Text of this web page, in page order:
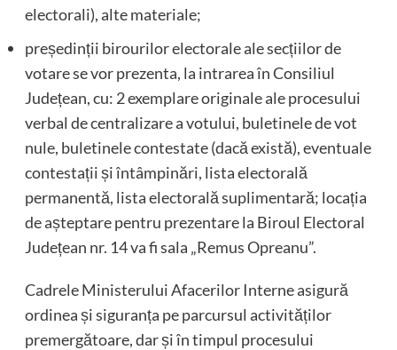
electorali), alte materiale;
președinții birourilor electorale ale secțiilor de
votare se vor prezenta, la intrarea în Consiliul
Județean, cu: 2 exemplare originale ale procesului
verbal de centralizare a votului, buletinele de vot
nule, buletinele contestate (dacă există), eventuale
contestații și întâmpinări, lista electorală
permanentă, lista electorală suplimentară; locația
de așteptare pentru prezentare la Biroul Electoral
Județean nr. 14 va fi sala „Remus Opreanu”.
Cadrele Ministerului Afacerilor Interne asigură
ordinea și siguranța pe parcursul activităților
premergătoare, dar și în timpul procesului